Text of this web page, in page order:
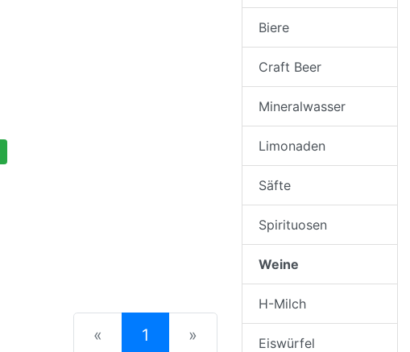
« 1 (current)
»
Biere
Craft Beer
Mineralwasser
Limonaden
Säfte
Spirituosen
Weine
H-Milch
Eiswürfel